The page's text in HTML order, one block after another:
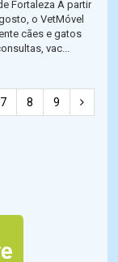
Fortaleza A partir
o VetMóvel
cães e gatos
vac...
7 8 9